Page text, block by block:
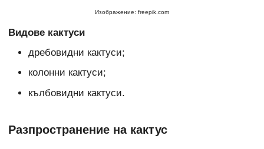
Изображение: freepik.com
Видове кактуси
дребовидни кактуси;
колонни кактуси;
кълбовидни кактуси.
Разпространение на кактус